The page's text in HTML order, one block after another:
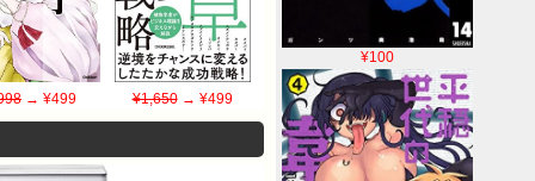
¥100
→ ¥499 ¥1,650→ ¥499